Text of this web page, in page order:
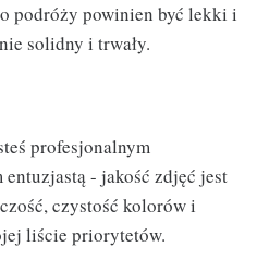
podróży powinien być lekki i
solidny i trwały.
profesjonalnym
- jakość zdjęć jest
czystość kolorów i
liście priorytetów.